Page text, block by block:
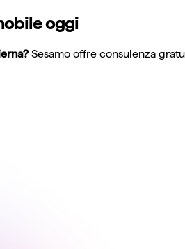
oggi
Sesamo offre consulenza